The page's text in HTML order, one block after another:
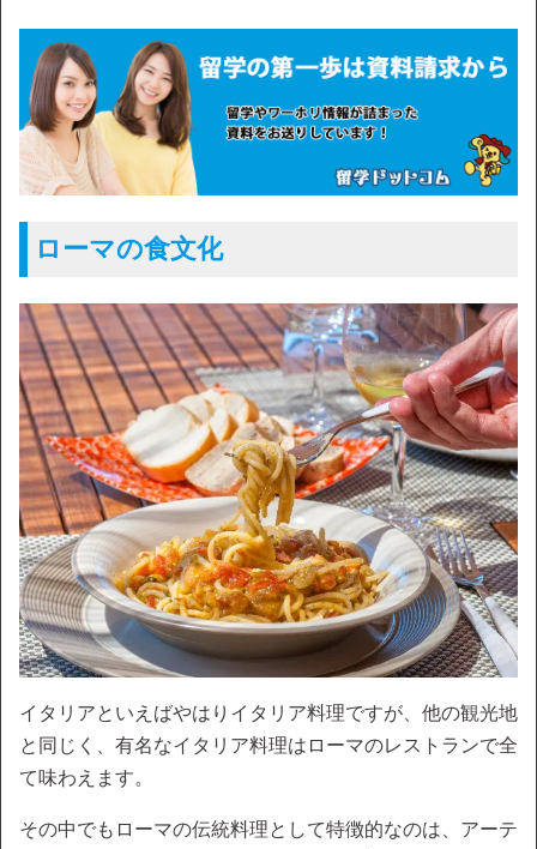
ローマの食文化
イタリアといえばやはりイタリア料理ですが、他の観光地
と同じく、有名なイタリア料理はローマのレストランで全
て味わえます。
その中でもローマの伝統料理として特徴的なのは、アーテ